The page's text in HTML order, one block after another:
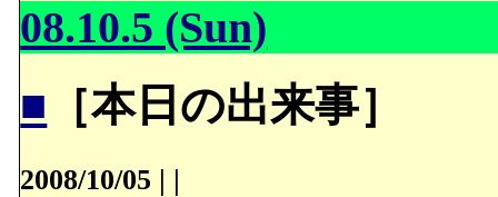
08.10.5 (Sun)
■ ［本日の出来事］
2008/10/05 | |